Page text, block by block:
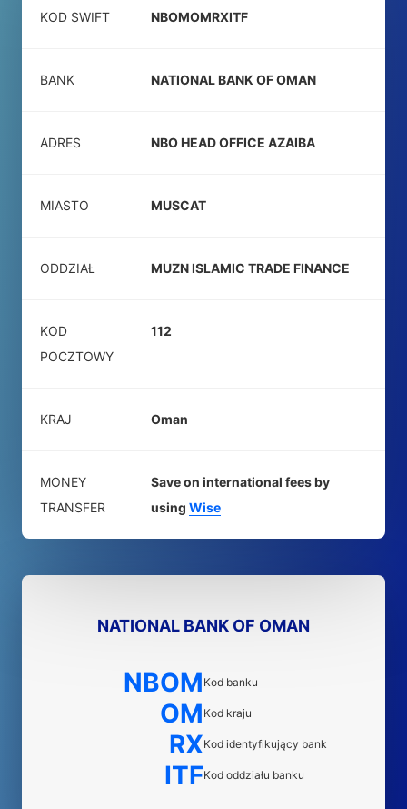
KOD SWIFT NBOMOMRXITF
BANK NATIONAL BANK OF OMAN
ADRES NBO HEAD OFFICE AZAIBA
MIASTO MUSCAT
ODDZIAŁ MUZN ISLAMIC TRADE FINANCE
KOD
POCZTOWY
112
KRAJ Oman
MONEY
TRANSFER
Save on international fees by
using Wise
NATIONAL BANK OF OMAN
NBOM Kod banku
OM Kod kraju
RXKod identyfikujący bank
ITFKod oddziału banku